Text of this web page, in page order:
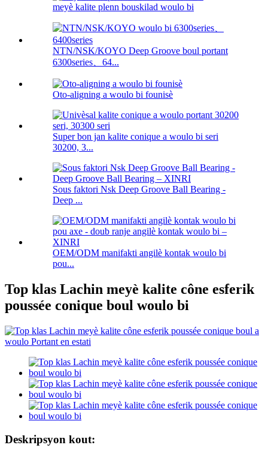
meyè kalite plenn bouskilad woulo bi
NTN/NSK/KOYO Deep Groove boul portant
6300series、64...
Oto-aligning a woulo bi founisè
Super bon jan kalite conique a woulo bi seri
30200, 3...
Sous faktori Nsk Deep Groove Ball Bearing -
Deep ...
OEM/ODM manifakti angilè kontak woulo bi
pou...
Top klas Lachin meyè kalite cône esferik
poussée conique boul woulo bi
Deskripsyon kout: